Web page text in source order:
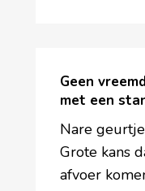
vreemde
geurtjes
meer
stankafsluiter
Geen
met een
Nare
Grote kans
afvoer